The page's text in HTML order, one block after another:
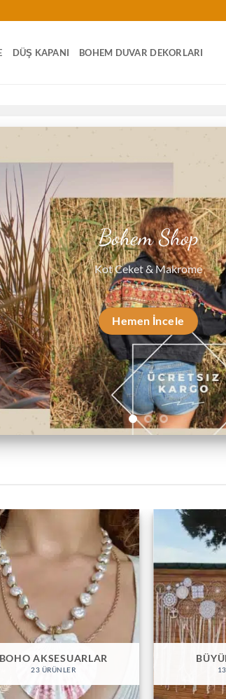
DÜŞ KAPANI BOHEM DUVAR DEKORLARI
Bohem Shop
Kot Ceket & Makrome
Hemen İncele
BOHO AKSESUARLAR
23 ÜRÜNLER